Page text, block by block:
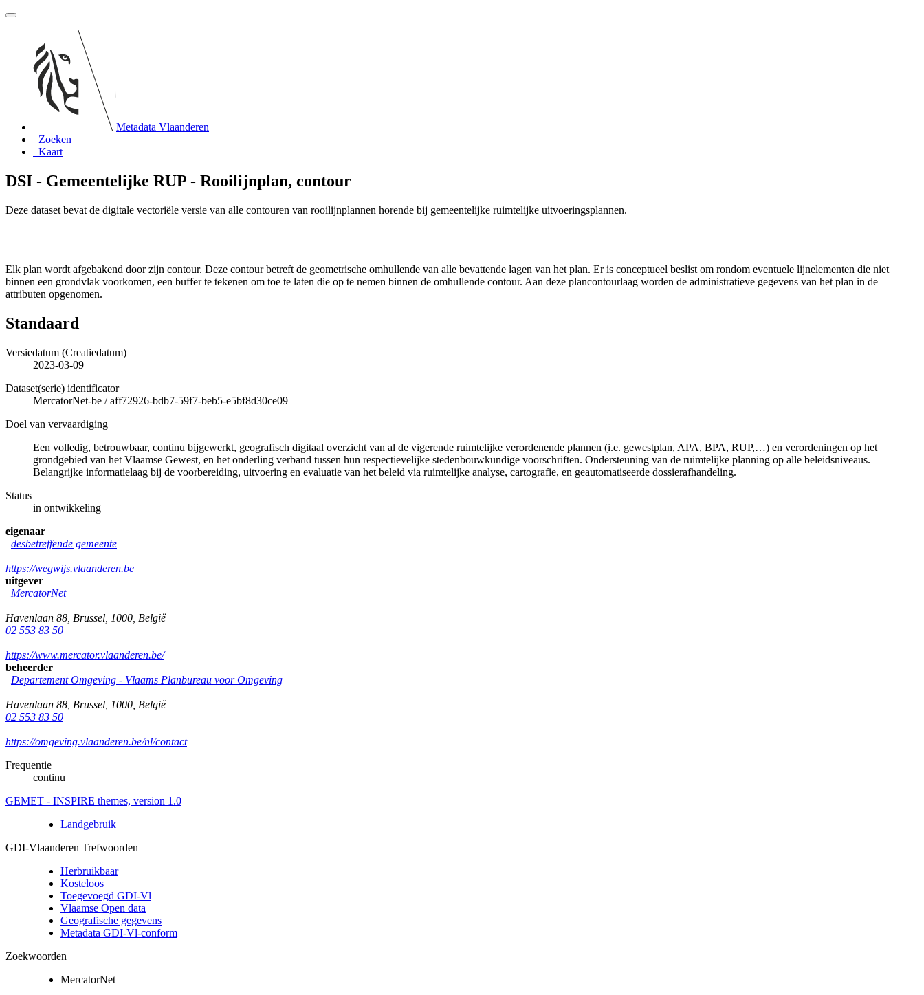
Metadata Vlaanderen
Zoeken
Kaart
DSI - Gemeentelijke RUP - Rooilijnplan, contour
Deze dataset bevat de digitale vectoriële versie van alle contouren van rooilijnplannen horende bij gemeentelijke ruimtelijke uitvoeringsplannen.
Elk plan wordt afgebakend door zijn contour. Deze contour betreft de geometrische omhullende van alle bevattende lagen van het plan. Er is conceptueel beslist om rondom eventuele lijnelementen die niet
binnen een grondvlak voorkomen, een buffer te tekenen om toe te laten die op te nemen binnen de omhullende contour. Aan deze plancontourlaag worden de administratieve gegevens van het plan in de
attributen opgenomen.
Standaard
Versiedatum (Creatiedatum)
2023-03-09
Dataset(serie) identificator
MercatorNet-be /aff72926-bdb7-59f7-beb5-e5bf8d30ce09
Doel van vervaardiging
Een volledig, betrouwbaar, continu bijgewerkt, geografisch digitaal overzicht van al de vigerende ruimtelijke verordenende plannen (i.e. gewestplan, APA, BPA, RUP,…) en verordeningen op het
grondgebied van het Vlaamse Gewest, en het onderling verband tussen hun respectievelijke stedenbouwkundige voorschriften. Ondersteuning van de ruimtelijke planning op alle beleidsniveaus.
Belangrijke informatielaag bij de voorbereiding, uitvoering en evaluatie van het beleid via ruimtelijke analyse, cartografie, en geautomatiseerde dossierafhandeling.
Status
in ontwikkeling
eigenaar
desbetreffende gemeente
https://wegwijs.vlaanderen.be
uitgever
MercatorNet
Havenlaan 88 Brussel 1000 België
02 553 83 50
https://www.mercator.vlaanderen.be/
beheerder
Departement Omgeving - Vlaams Planbureau voor Omgeving
Havenlaan 88 Brussel 1000 België
02 553 83 50
https://omgeving.vlaanderen.be/nl/contact
Frequentie
continu
GEMET - INSPIRE themes, version 1.0
Landgebruik
GDI-Vlaanderen Trefwoorden
Herbruikbaar
Kosteloos
Toegevoegd GDI-Vl
Vlaamse Open data
Geografische gegevens
Metadata GDI-Vl-conform
Zoekwoorden
MercatorNet